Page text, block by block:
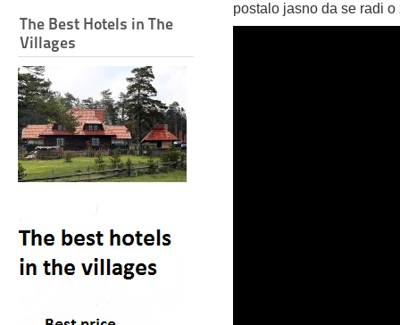
The Best Hotels in The
Villages
postalo jasno da se radi